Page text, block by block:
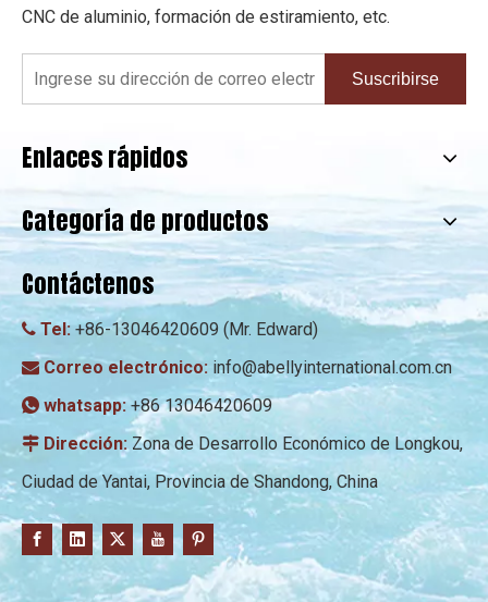
CNC de aluminio, formación de estiramiento, etc.
Suscribirse
Enlaces rápidos
Categoría de productos
Contáctenos
 Tel: +86-13046420609 (Mr. Edward)
 Correo electrónico: info@abellyinternational.com.cn
 whatsapp:+86 13046420609
 Dirección: Zona de Desarrollo Económico de Longkou,
Ciudad de Yantai, Provincia de Shandong, China